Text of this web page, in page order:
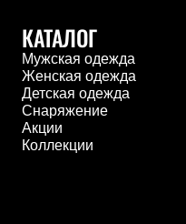
Утепленная пухом
Куртки
Брюки
Жилеты
Утепленная синтетикой
Куртки
Брюки
Штормовая одежда
КАТАЛОГ
Мужская одежда
Женская одежда
Детская одежда
Снаряжение
Акции
Коллекции